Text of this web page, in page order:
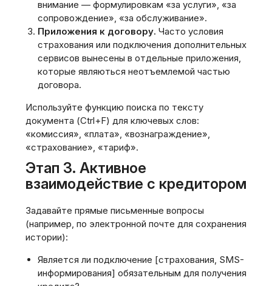
внимание — формулировкам «за услуги», «за
сопровождение», «за обслуживание».
Приложения к договору. Часто условия
страхования или подключения дополнительных
сервисов вынесены в отдельные приложения,
которые являються неотъемлемой частью
договора.
Используйте функцию поиска по тексту
документа (Ctrl+F) для ключевых слов:
«комиссия», «плата», «вознаграждение»,
«страхование», «тариф».
Этап 3. Активное
взаимодействие с кредитором
Задавайте прямые письменные вопросы
(например, по электронной почте для сохранения
истории):
Является ли подключение [страхования, SMS-
информирования] обязательным для получения